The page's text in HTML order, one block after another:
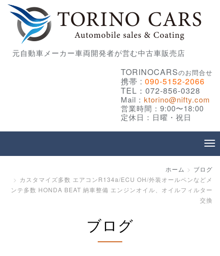
元自動車メーカー車両開発者が営む中古車販売店
TORINOCARSのお問合せ
携帯 : 090-5152-2066
TEL：072-856-0328
Mail： ktorino@nifty.com
営業時間：9:00〜18:00
定休日：日曜・祝日
ホーム
ブログ
カスタマイズ多数 エアコンR134a/ECU OH/外装オールペンなどメ
ンテ多数 HONDA BEAT 納車整備 エンジンオイル、オイルフィルター
交換
ブログ